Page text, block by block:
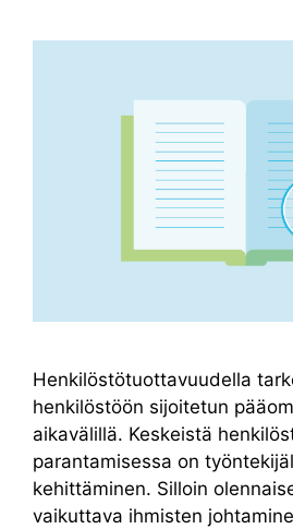
Henkilöstötuottavuudella
henkilöstöön sijoitetun
aikavälillä. Keskeistä
parantamisessa on
kehittäminen. Silloin
vaikuttava ihmisten